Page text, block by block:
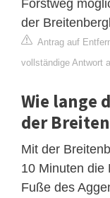
Forstweg
der
Antrag auf
vollständige Antwort
Wie lange
der
Mit der
10 Minuten die
Fuße des